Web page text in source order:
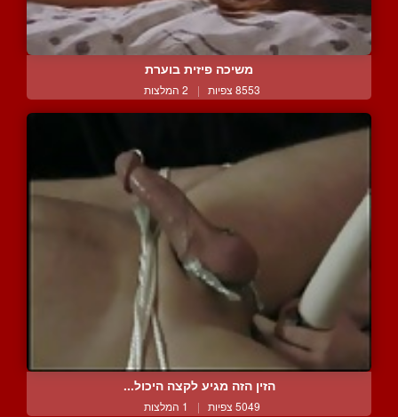
משיכה פיזית בוערת
8553 צפיות | 2 המלצות
הזין הזה מגיע לקצה היכול...
5049 צפיות | 1 המלצות